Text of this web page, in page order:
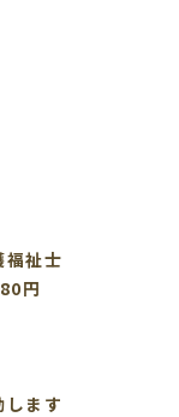
祉士
円
ます